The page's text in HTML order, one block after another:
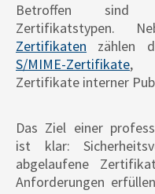
Betroffen sind
Zertifikatstypen.
Zertifikaten zählen
S/MIME-Zertifikate,
Zertifikate interner
Das Ziel einer
ist klar:
abgelaufene
Anforderungen